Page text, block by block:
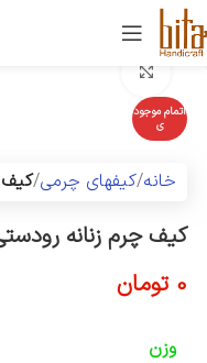
اتمام موجود
ی
خانه کیفهای چرمی کیف
کیف چرم زنانه
0 تومان
وزن